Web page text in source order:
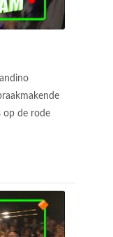
op de rode